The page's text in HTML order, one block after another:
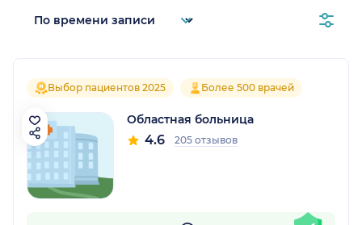
Выбор пациентов 2025 Более 500 врачей
Областная больница
4.6 205 отзывов